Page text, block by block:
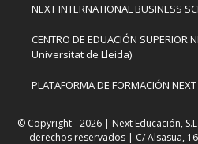
NEXT INTERNATIONAL BUSINESS
CENTRO DE EDUACIÓN SUPERIOR
Universitat de Lleida)
PLATAFORMA DE FORMACIÓN NEXT
© Copyright - 2026 | Next Educación,
derechos reservados | C/ Alsasua,